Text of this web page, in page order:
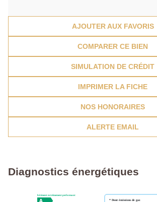
AJOUTER AUX FAVORIS
COMPARER CE BIEN
SIMULATION DE CRÉDIT
IMPRIMER LA FICHE
NOS HONORAIRES
ALERTE EMAIL
Diagnostics énergétiques